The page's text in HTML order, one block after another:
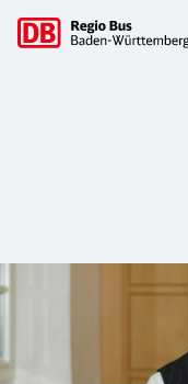
Hauptnavigation
Aboservice
Alle Fragen rund um
Wir helfen Ihnen